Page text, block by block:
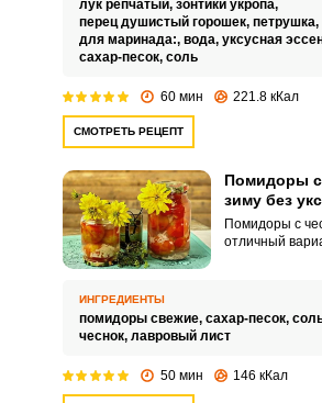
вещества,
организму в
года.
лук репчатый, зонтики укропа,
перец душистый горошек, петрушка,
для маринада:, вода, уксусная
сахар-песок, соль
60 мин 221.8 кКал
СМОТРЕТЬ РЕЦЕПТ
Помидоры с
зиму без
Помидоры с
отличный
ИНГРЕДИЕНТЫ
помидоры свежие, сахар-песок,
чеснок, лавровый лист
50 мин 146 кКал